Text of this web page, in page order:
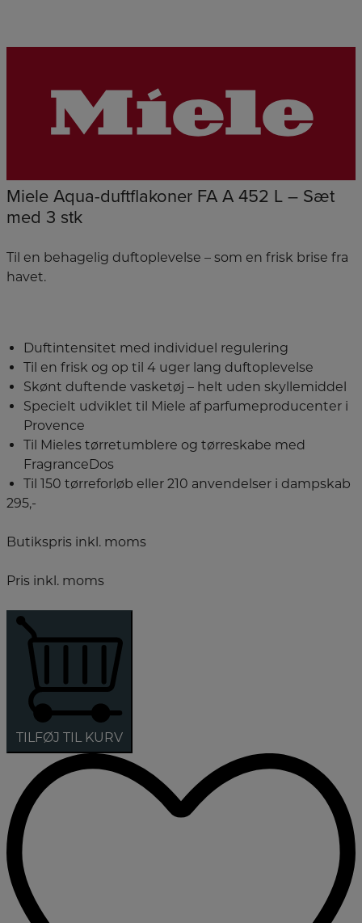
Miele Aqua-duftflakoner FA A 452 L – Sæt
med 3 stk
Til en behagelig duftoplevelse – som en frisk brise fra
havet.
Duftintensitet med individuel regulering
Til en frisk og op til 4 uger lang duftoplevelse
Skønt duftende vasketøj – helt uden skyllemiddel
Specielt udviklet til Miele af parfumeproducenter i
Provence
Til Mieles tørretumblere og tørreskabe med
FragranceDos
Til 150 tørreforløb eller 210 anvendelser i dampskab
295,-
Butikspris inkl. moms
Pris inkl. moms
TILFØJ TIL KURV